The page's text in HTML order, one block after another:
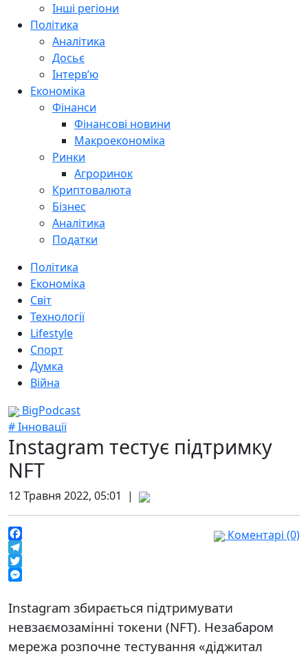
Інші регіони
Політика
Аналітика
Досьє
Інтерв’ю
Економіка
Фінанси
Фінансові новини
Макроекономіка
Ринки
Агроринок
Криптовалюта
Бізнес
Аналітика
Податки
Політика
Економіка
Світ
Технології
Lifestyle
Спорт
Думка
Війна
BigPodcast
# Інновації
Instagram тестує підтримку
NFT
12 Травня 2022, 05:01 |
Facebook
Telegram
Twitter
Коментарі (0)
Instagram збирається підтримувати
невзаємозамінні токени (NFT). Незабаром
мережа розпочне тестування «діджитал